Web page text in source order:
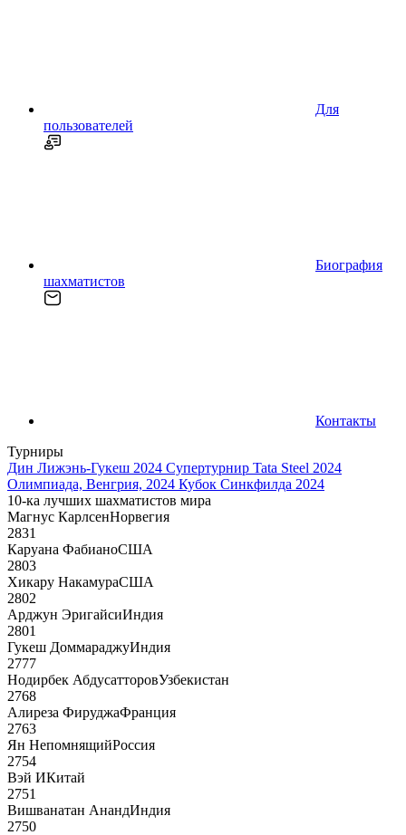
Для
пользователей
Биография
шахматистов
Контакты
Турниры
Дин Лижэнь-Гукеш 2024 Супертурнир Tata Steel 2024
Олимпиада, Венгрия, 2024 Кубок Синкфилда 2024
10-ка лучших шахматистов мира
Магнус КарлсенНорвегия
2831
Каруана ФабианоСША
2803
Хикару НакамураСША
2802
Арджун ЭригайсиИндия
2801
Гукеш ДоммараджуИндия
2777
Нодирбек АбдусатторовУзбекистан
2768
Алиреза ФируджаФранция
2763
Ян НепомнящийРоссия
2754
Вэй ИКитай
2751
Вишванатан АнандИндия
2750